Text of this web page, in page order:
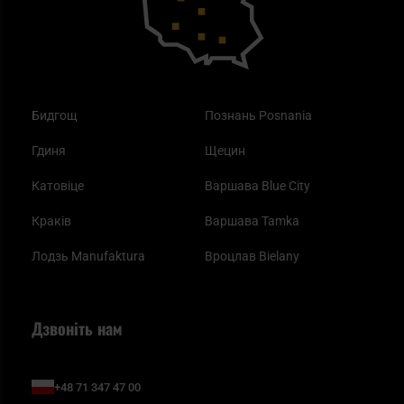
Бидгощ
Гдиня
Катовіце
Краків
Лодзь Manufaktura
Познань Posnania
Щецин
Варшава Blue City
Варшава Tamka
Вроцлав Bielany
Дзвоніть нам
+48 71 347 47 00